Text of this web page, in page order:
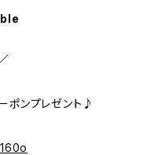
ポンプレゼント♪